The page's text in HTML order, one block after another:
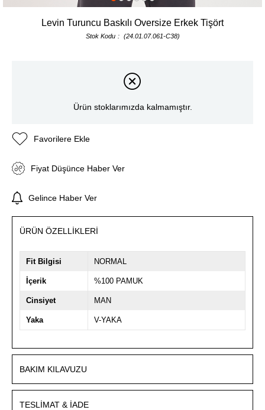
Levin Turuncu Baskılı Oversize Erkek Tişört
Stok Kodu (24.01.07.061-C38)
Ürün stoklarımızda kalmamıştır.
Favorilere Ekle
Fiyat Düşünce Haber Ver
Gelince Haber Ver
ÜRÜN ÖZELLIKLERI
Fit Bilgisi NORMAL
İçerik %100 PAMUK
Cinsiyet MAN
Yaka V-YAKA
BAKIM KILAVUZU
TESLIMAT & İADE